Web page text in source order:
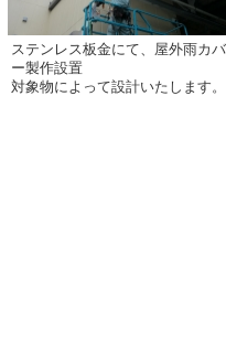
ステンレス板金にて、屋外雨カバ
ー製作設置
対象物によって設計いたします。